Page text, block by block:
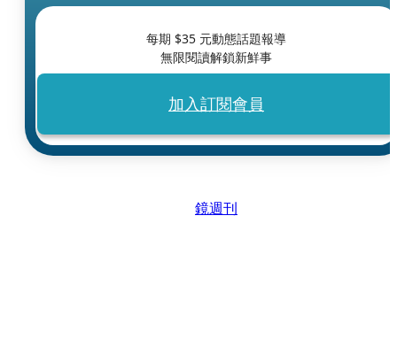
每期 $35 元動態話題報導
無限閱讀解鎖新鮮事
加入訂閱會員
鏡週刊